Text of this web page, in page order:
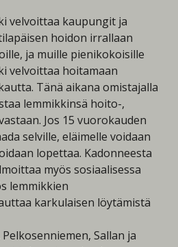
velvoittaa kaupungit ja
hoidon irrallaan
ja muille pienikokoisille
velvoittaa hoitamaan
Tänä aikana omistajalla
lemmikkinsä hoito-,
Jos 15 vuorokauden
selville, eläimelle voidaan
lopettaa. Kadonneesta
myös sosiaalisessa
lemmikkien
karkulaisen löytämistä
Sallan ja